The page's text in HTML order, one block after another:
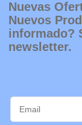
Nuevas
Nuevos
informado?
newsletter.